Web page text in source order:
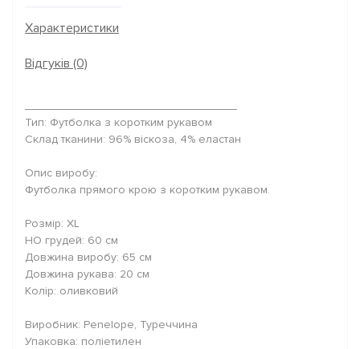
Характеристики
Відгуків (0)
Тип: Футболка з коротким рукавом
Склад тканини: 96% віскоза, 4% еластан
Опис виробу:
Футболка прямого крою з коротким рукавом.
Розмір: XL
НО грудей: 60 см
Довжина виробу: 65 см
Довжина рукава: 20 см
Колір: оливковий
Виробник: Penelope, Туреччина
Упаковка: поліетилен